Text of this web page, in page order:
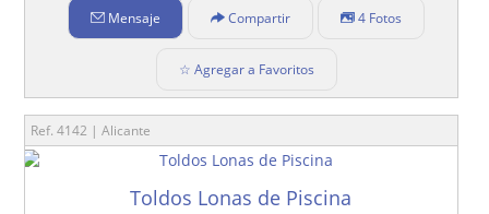
Mensaje Compartir 4 Fotos
☆ Agregar a Favoritos
Ref. 4142 | Alicante
Toldos Lonas de Piscina